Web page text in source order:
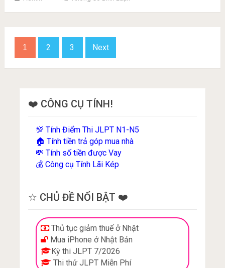
Phân
trang
bài
viết
1 2 3 Next
❤️ CÔNG CỤ TÍNH!
💯Tính Điểm Thi JLPT N1-N5
🏠Tính tiền trả góp mua nhà
💸Tính số tiền được Vay
💰Công cụ Tính Lãi Kép
☆ CHỦ ĐỀ NỔI BẬT ❤️
Thủ tục giảm thuế ở Nhật
Mua iPhone ở Nhật Bản
Kỳ thi JLPT 7/2026
Thi thử JLPT Miễn Phí